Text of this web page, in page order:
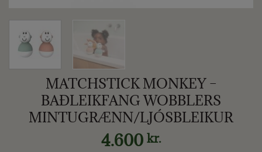
MATCHSTICK MONKEY –
BAÐLEIKFANG WOBBLERS
MINTUGRÆNN/LJÓSBLEIKUR
4.600 kr.